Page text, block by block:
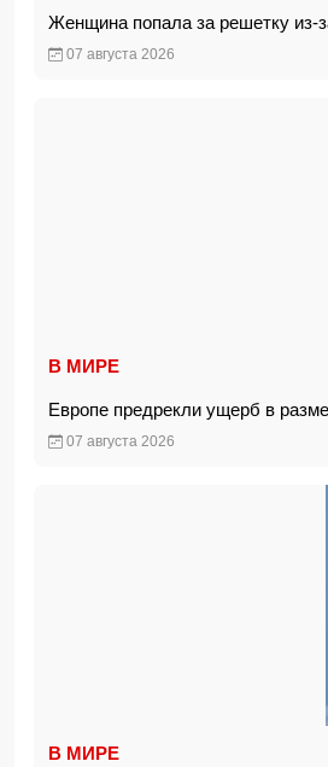
Женщина попала за решетку из-
07 августа 2026
В МИРЕ
Европе предрекли ущерб в
07 августа 2026
В МИРЕ